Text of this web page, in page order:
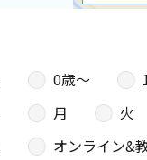
0歳〜
月 火
オンライン&